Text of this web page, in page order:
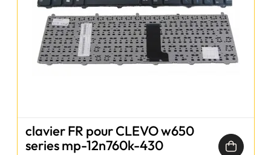
clavier FR pour CLEVO w650
series mp-12n760k-430